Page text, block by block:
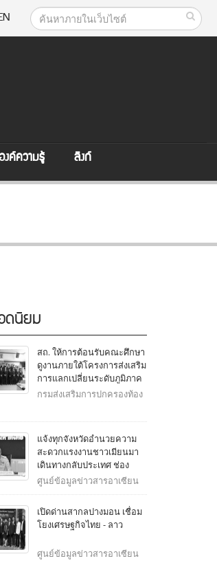
งค์ความรู้ ลิงก์
ดนิยม
สถ. ให้การต้อนรับคณะศึกษา
ดูงานภายใต้โครงการส่งเสริม
การแลกเปลี่ยนระดับภูมิภาค
ญี่ปุ่น - ไทย จากสภาองค์กร
สิงคโปร์
กรมส่งเสริมการปกครองท้อง
แจ้งทุกจังหวัดอำนวยความ
สะดวกแรงงานชาวเมียนมา
เดินทางกลับประเทศ ช่อง
ทางในพื้นที่จังหวัดชายแดน
ศูนย์ข้อมูลข่าวสารอาเซียน
เปิดด่านสากลปางมอน เชื่อม
โยงเศรษฐกิจไทย - ลาว
ศูนย์ข้อมูลข่าวสารอาเซียน